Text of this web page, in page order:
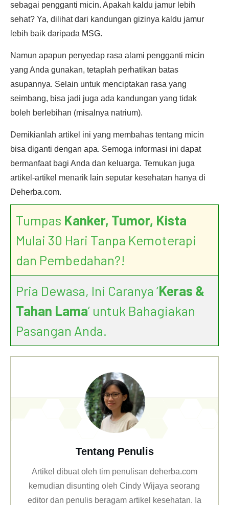
sebagai pengganti micin. Apakah kaldu jamur lebih
sehat? Ya, dilihat dari kandungan gizinya kaldu jamur
lebih baik daripada MSG.
Namun apapun penyedap rasa alami pengganti micin
yang Anda gunakan, tetaplah perhatikan batas
asupannya. Selain untuk menciptakan rasa yang
seimbang, bisa jadi juga ada kandungan yang tidak
boleh berlebihan (misalnya natrium).
Demikianlah artikel ini yang membahas tentang micin
bisa diganti dengan apa. Semoga informasi ini dapat
bermanfaat bagi Anda dan keluarga. Temukan juga
artikel-artikel menarik lain seputar kesehatan hanya di
Deherba.com.
Tumpas Kanker, Tumor, Kista
Mulai 30 Hari Tanpa Kemoterapi
dan Pembedahan?!
Pria Dewasa, Ini Caranya ‘Keras &
Tahan Lama’ untuk Bahagiakan
Pasangan Anda.
Tentang Penulis
Artikel dibuat oleh tim penulisan deherba.com
kemudian disunting oleh Cindy Wijaya seorang
editor dan penulis beragam artikel kesehatan. Ia